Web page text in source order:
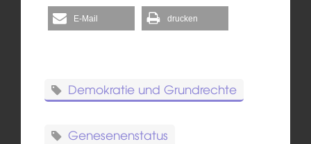
E-Mail drucken
Demokratie und Grundrechte
Genesenenstatus